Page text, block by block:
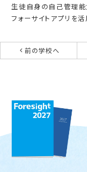
生徒自身の自己管理能
フォーサイトアプリを
前の学校へ